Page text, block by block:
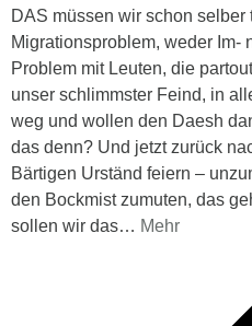
DAS müssen wir schon selber
Migrationsproblem, weder Im-
Problem mit Leuten, die
unser schlimmster Feind, in
weg und wollen den Daesh
das denn? Und jetzt zurück
Bärtigen Urständ feiern –
den Bockmist zumuten, das
sollen wir das… Mehr